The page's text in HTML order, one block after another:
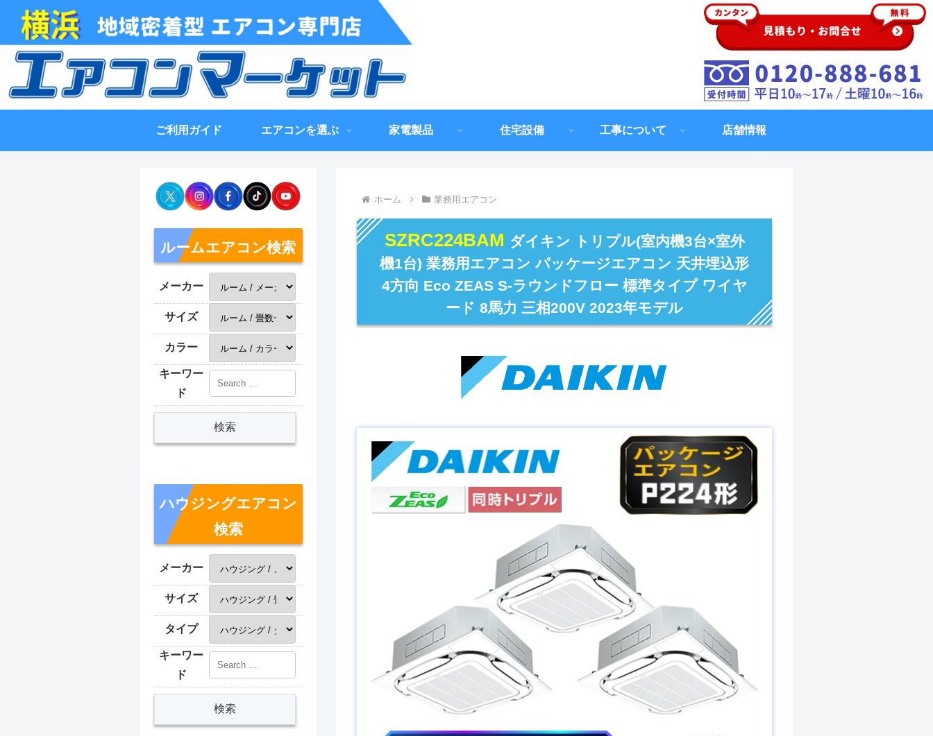
ご利用ガイド エアコンを選ぶ 家電製品 住宅設備 工事について 店舗情報
ホーム 業務用エアコン
SZRC224BAM ダイキン トリプル(室内機3台×室外
機1台) 業務用エアコン パッケージエアコン 天井埋込形
4方向 Eco ZEAS S-ラウンドフロー 標準タイプ ワイヤ
ード 8馬力 三相200V 2023年モデル
ルームエアコン検索
メーカー
サイズ
カラー
キーワー
ド
ハウジングエアコン
検索
メーカー
サイズ
タイプ
キーワー
ド